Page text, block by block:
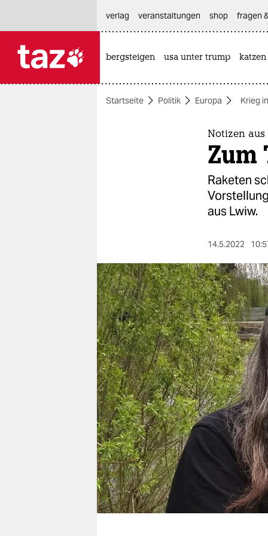
themen
berlin
nord
wahrheit
verlag
verlag
veranstaltungen
shop
fragen & hilfe
unterstützen
abo
genossenschaft
verlag
veranstaltungen shop fragen
bergsteigen usa unter trump katzen
Startseite Politik Europa Krieg
Notizen aus
Zum
Raketen
aus Lwiw.
14.5.2022